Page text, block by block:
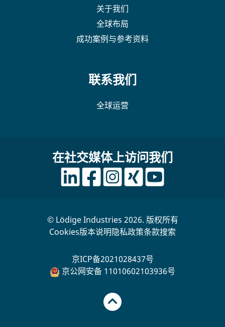
关于我们
全球布局
成功案例与参考资料
联系我们
全球运营
在社交媒体上访问我们
© Lödige Industries 2026. 版权所有
Cookies版本说明隐私政策条款搜索
京ICP备2021028437号
京公网安备 11010602103936号